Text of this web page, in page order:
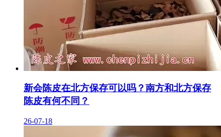
新会陈皮在北方保存可以吗？南方和北方保存
陈皮有何不同？
26-07-18